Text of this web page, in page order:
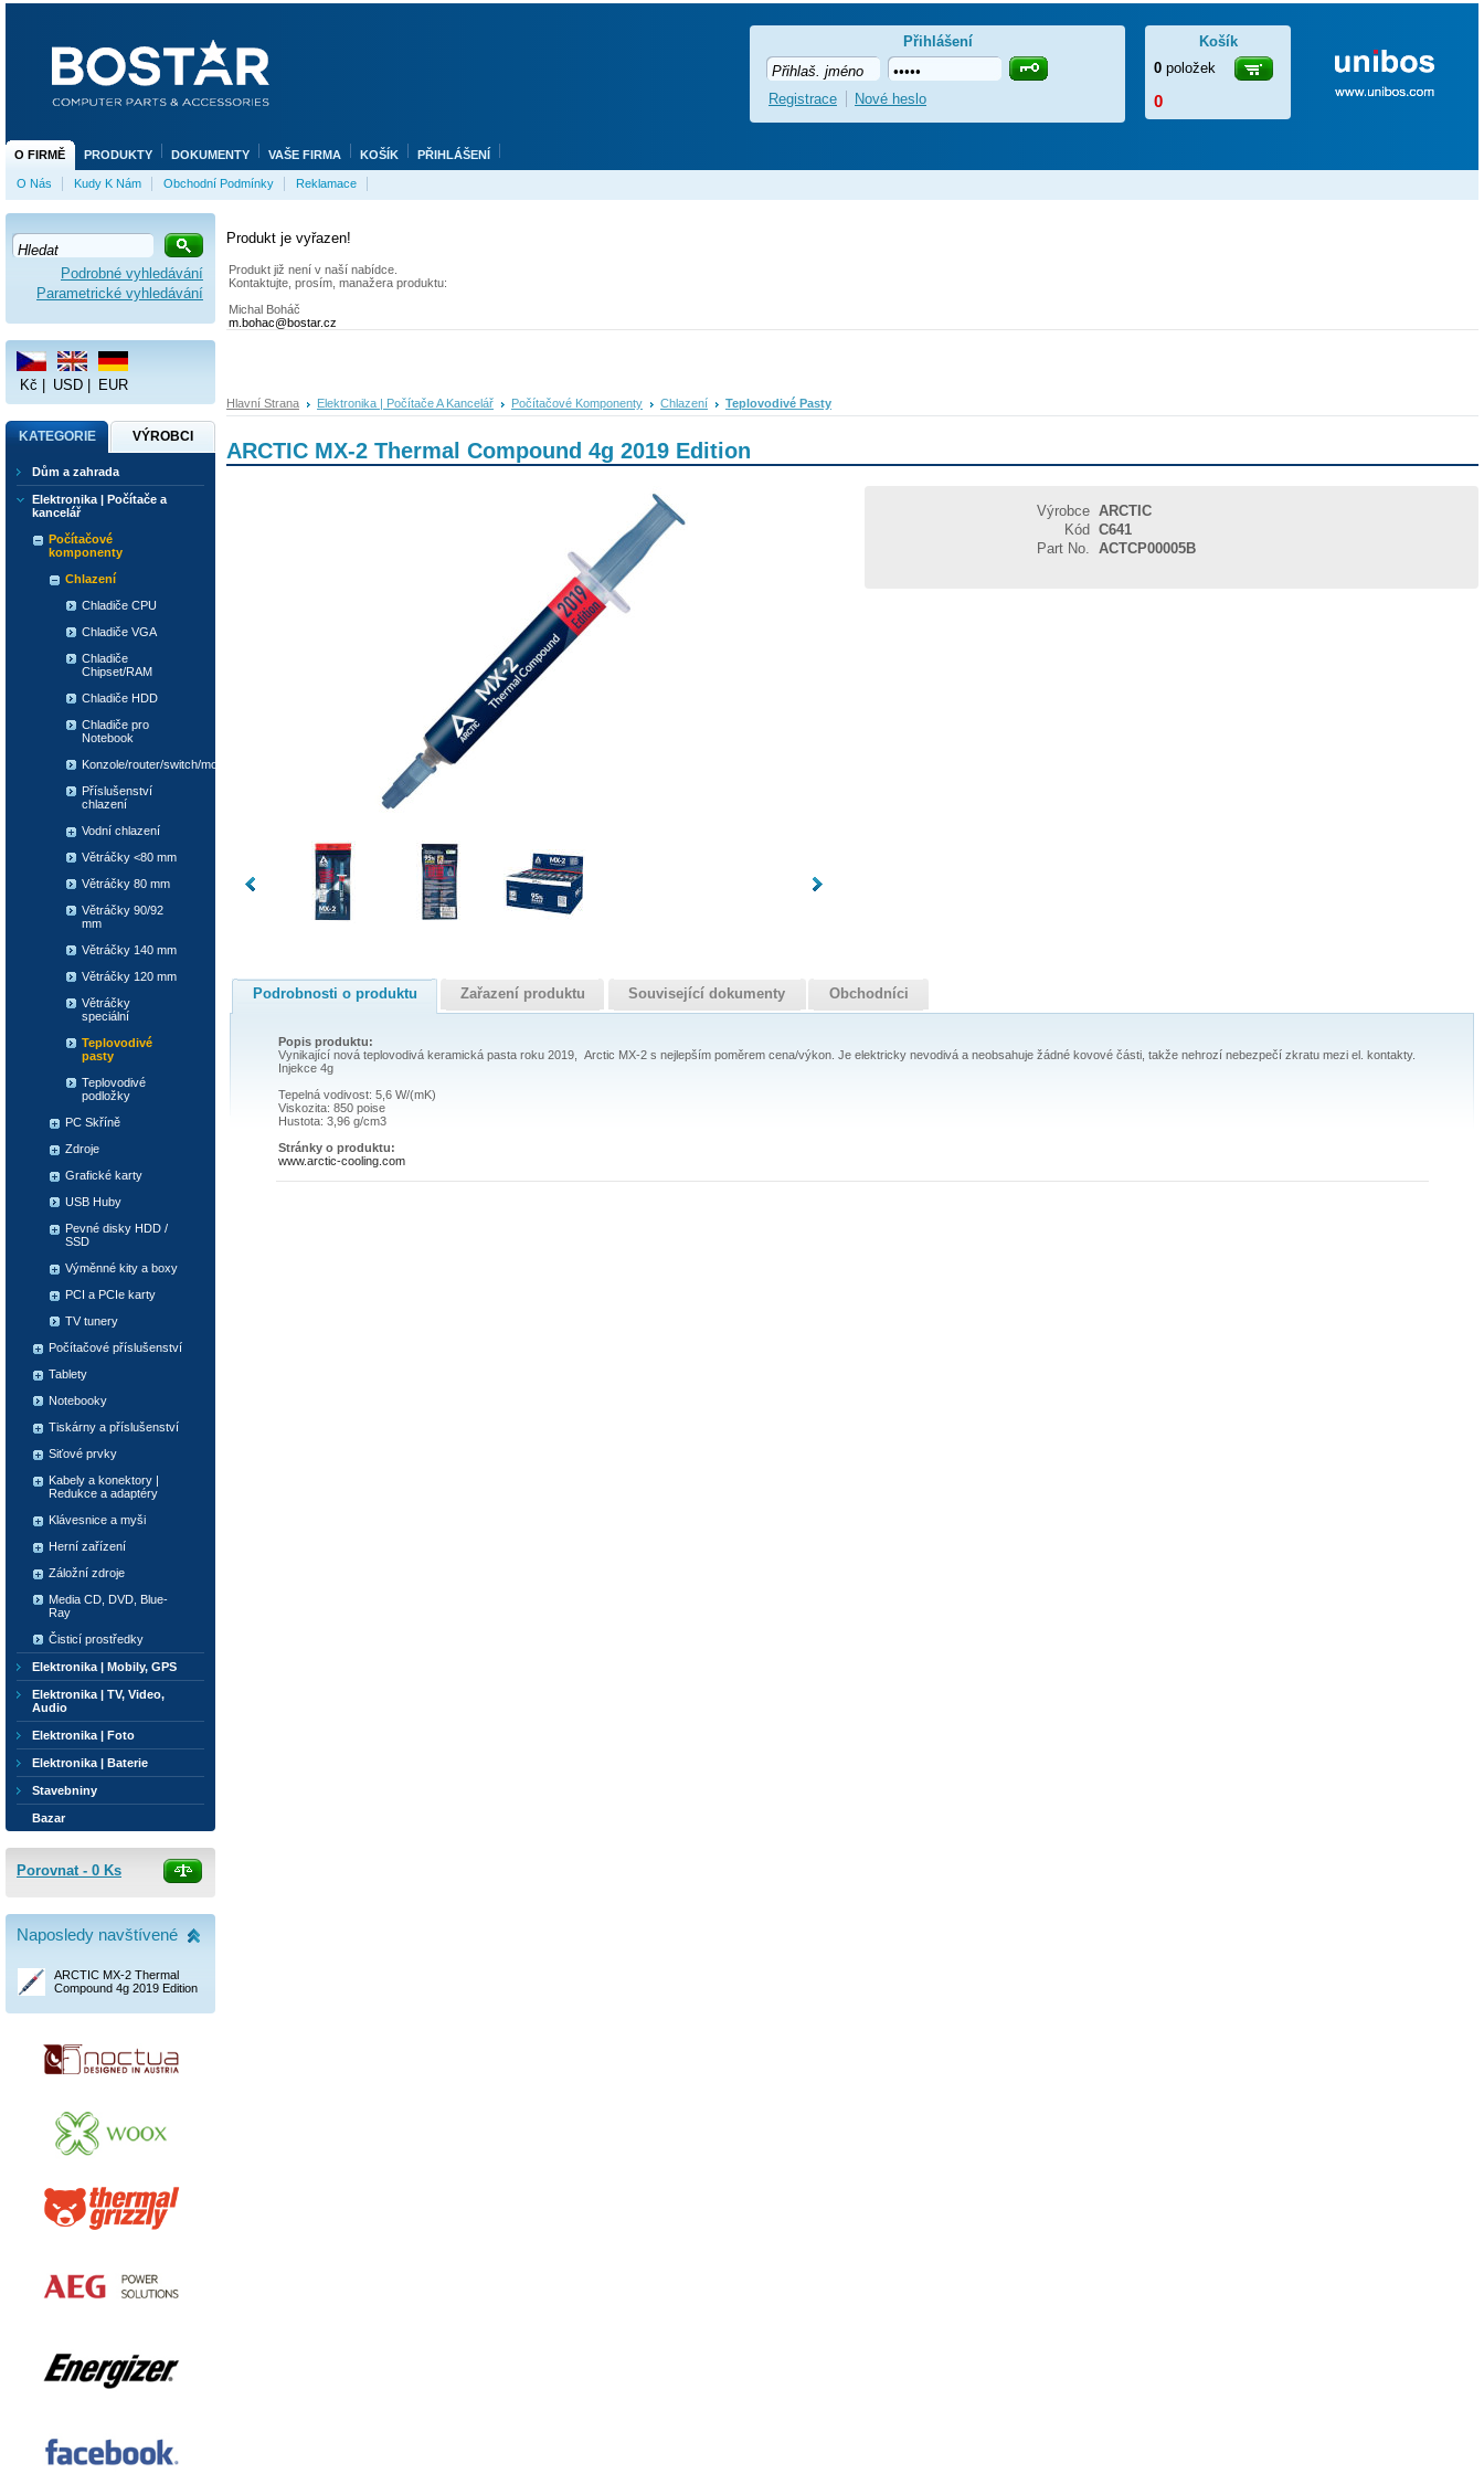
Produkt je vyřazen!
Produkt již není v naší nabídce.
Kontaktujte, prosím, manažera produktu:
Michal Boháč
m.bohac@bostar.cz
Hlavní Strana Elektronika | Počítače A Kancelář Počítačové Komponenty Chlazení Teplovodivé Pasty
ARCTIC MX-2 Thermal Compound 4g 2019 Edition
Výrobce ARCTIC
Kód
C641
Part No.
ACTCP00005B
Podrobnosti o produktu Zařazení produktu Související dokumenty Obchodníci
Popis produktu:
Vynikající nová teplovodivá keramická pasta roku 2019, Arctic MX-2 s nejlepším poměrem cena/výkon. Je elektricky nevodivá a neobsahuje žádné kovové části, takže nehrozí nebezpečí zkratu mezi el. kontakty.
Injekce 4g
Tepelná vodivost: 5,6 W/(mK)
Viskozita: 850 poise
Hustota: 3,96 g/cm3
Stránky o produktu:
www.arctic-cooling.com
Podrobné vyhledávání
Parametrické vyhledávání
Kč USD EUR
KATEGORIE VÝROBCI
Dům a zahrada
Elektronika | Počítače a
kancelář
Počítačové
komponenty
Chlazení
Chladiče CPU
Chladiče VGA
Chladiče
Chipset/RAM
Chladiče HDD
Chladiče pro
Notebook
Konzole/router/switch/modem
Příslušenství
chlazení
Vodní chlazení
Větráčky <80 mm
Větráčky 80 mm
Větráčky 90/92
mm
Větráčky 140 mm
Větráčky 120 mm
Větráčky
speciální
Teplovodivé
pasty
Teplovodivé
podložky
PC Skříně
Zdroje
Grafické karty
USB Huby
Pevné disky HDD /
SSD
Výměnné kity a boxy
PCI a PCIe karty
TV tunery
Počítačové příslušenství
Tablety
Notebooky
Tiskárny a příslušenství
Siťové prvky
Kabely a konektory |
Redukce a adaptéry
Klávesnice a myši
Herní zařízení
Záložní zdroje
Media CD, DVD, Blue-
Ray
Čisticí prostředky
Elektronika | Mobily, GPS
Elektronika | TV, Video,
Audio
Elektronika | Foto
Elektronika | Baterie
Stavebniny
Bazar
Porovnat - 0 Ks
Naposledy navštívené
ARCTIC MX-2 Thermal
Compound 4g 2019 Edition
O FIRMĚ PRODUKTY DOKUMENTY VAŠE FIRMA KOŠÍK PŘIHLÁŠENÍ
O Nás Kudy K Nám Obchodní Podmínky Reklamace
Košík
0 položek
0
Přihlášení
Registrace Nové heslo